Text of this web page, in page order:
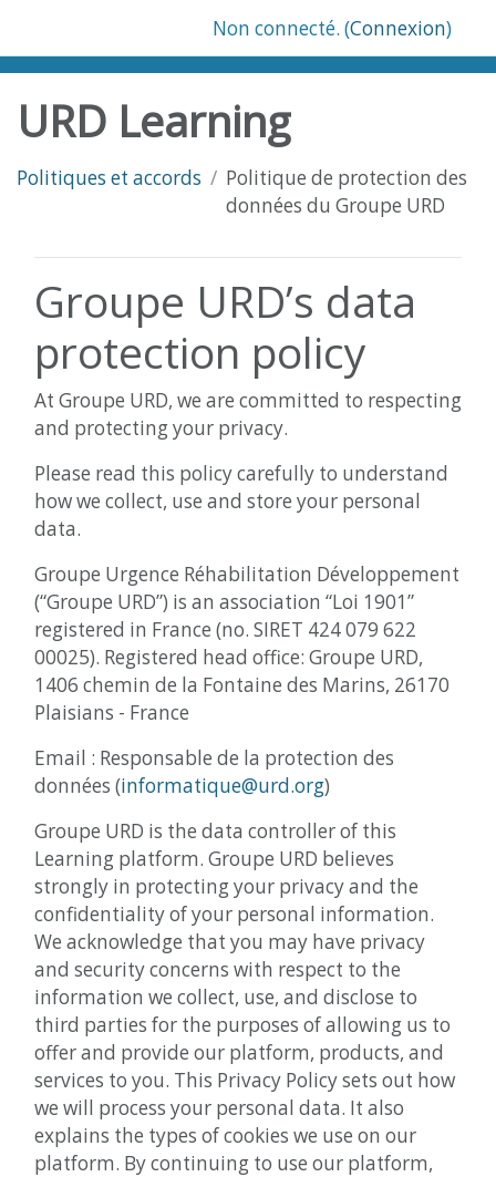
Non connecté. (Connexion)
URD Learning
Politiques et accords
Politique de protection des
données du Groupe URD
Groupe URD’s data
protection policy
At Groupe URD, we are committed to respecting
and protecting your privacy.
Please read this policy carefully to understand
how we collect, use and store your personal
data.
Groupe Urgence Réhabilitation Développement
(“Groupe URD”) is an association “Loi 1901”
registered in France (no. SIRET 424 079 622
00025). Registered head office: Groupe URD,
1406 chemin de la Fontaine des Marins, 26170
Plaisians - France
Email : Responsable de la protection des
données (informatique@urd.org)
Groupe URD is the data controller of this
Learning platform. Groupe URD believes
strongly in protecting your privacy and the
confidentiality of your personal information.
We acknowledge that you may have privacy
and security concerns with respect to the
information we collect, use, and disclose to
third parties for the purposes of allowing us to
offer and provide our platform, products, and
services to you. This Privacy Policy sets out how
we will process your personal data. It also
explains the types of cookies we use on our
platform. By continuing to use our platform,